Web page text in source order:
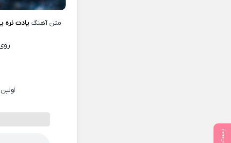
متن آهنگ یادت نره